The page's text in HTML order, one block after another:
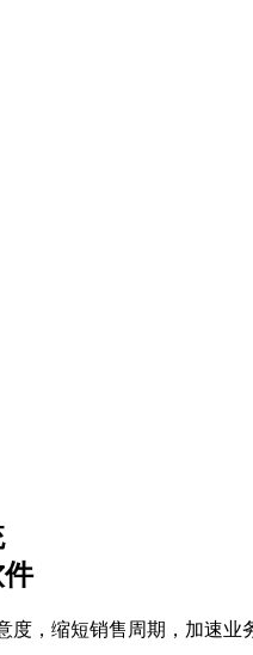
，缩短销售周期，加速业